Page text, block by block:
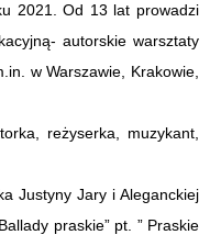
2021. Od 13 lat prowadzi
autorskie warsztaty
w Warszawie, Krakowie,
reżyserka, muzykant,
Justyny Jary i Aleganckiej
praskie” pt. ” Praskie